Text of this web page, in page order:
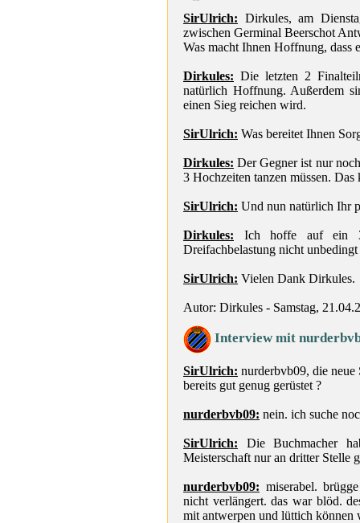
SirUlrich: Dirkules, am
zwischen Germinal Beerschot
Was macht Ihnen Hoffnung, dass
Dirkules: Die letzten 2
natürlich Hoffnung. Außerdem
einen Sieg reichen wird.
SirUlrich: Was bereitet Ihnen
Dirkules: Der Gegner ist nur
3 Hochzeiten tanzen müssen.
SirUlrich: Und nun natürlich Ihr
Dirkules: Ich hoffe auf ein
Dreifachbelastung nicht unbedingt
SirUlrich: Vielen Dank Dirkules.
Autor: Dirkules - Samstag,
Interview mit
SirUlrich: nurderbvb09, die neue
bereits gut genug gerüstet ?
nurderbvb09: nein. ich suche
SirUlrich: Die Buchmacher
Meisterschaft nur an dritter Stelle
nurderbvb09: miserabel.
nicht verlängert. das war blöd.
mit antwerpen und lüttich können